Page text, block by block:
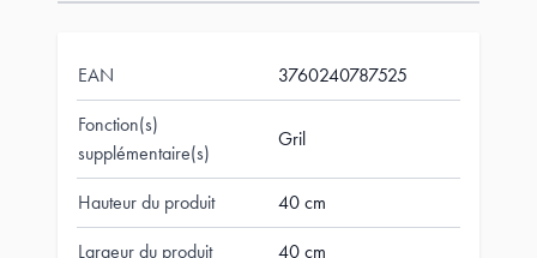
EAN 3760240787525
Fonction(s)
supplémentaire(s)
Gril
Hauteur du produit 40 cm
Largeur du produit 40 cm